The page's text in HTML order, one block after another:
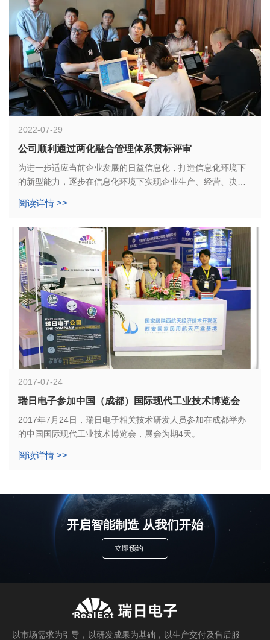
2022-07-29
公司顺利通过两化融合管理体系贯标评审
为进一步适应当前企业发展的日益信息化，打造信息化环境下
的新型能力，逐步在信息化环境下实现企业生产、经营、决策
发展目标。
阅读详情 >>
2017-07-24
瑞日电子参加中国（成都）国际现代工业技术博览会
2017年7月24日，瑞日电子相关技术研发人员参加在成都举办
的中国国际现代工业技术博览会，展会为期4天。
阅读详情 >>
开启智能制造 从我们开始
立即预约
以市场需求为引导，以研发成果为基础，以生产交付及售后服